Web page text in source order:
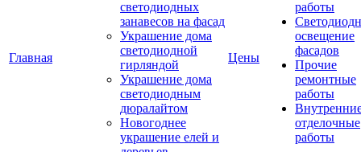
Главная
светодиодных
занавесов на фасад
Украшение дома
светодиодной
гирляндой
Украшение дома
светодиодным
дюралайтом
Новогоднее
украшение елей и
Цены
работы
освещение
фасадов
Прочие
ремонтные
работы
отделочные
работы